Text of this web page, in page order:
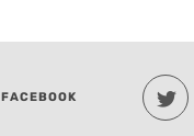
FACEBOOK